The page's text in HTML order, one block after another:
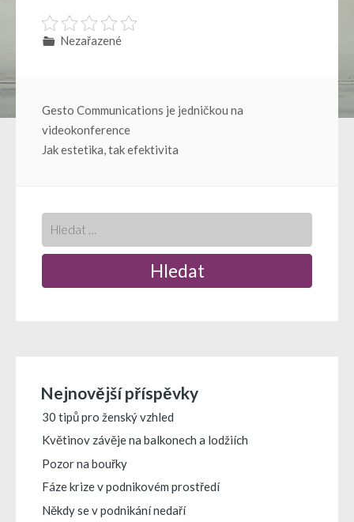
Nezařazené
Navigace
pro
Gesto Communications je jedničkou na
videokonference
Jak estetika, tak efektivita
Nejnovější příspěvky
30 tipů pro ženský vzhled
Květinov závěje na balkonech a lodžiích
Pozor na bouřky
Fáze krize v podnikovém prostředí
Někdy se v podnikání nedaří